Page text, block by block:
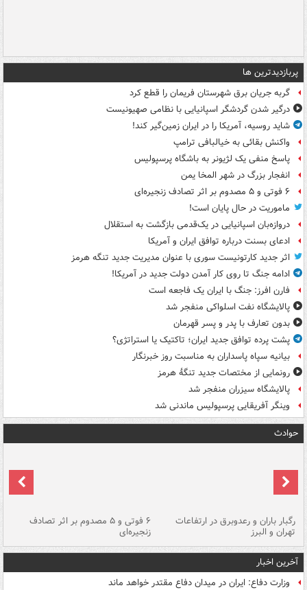
پربازدیدترین ها
گربه جریان برق شهرستان فریمان را قطع کرد
درگیر شدن گردشگر اسپانیایی با نظامی صهیونیست
شاید روسیه، آمریکا را در ایران زمین‌گیر کند!
واکنش بقائی به خیالبافی ترامپ
پاسخ منفی یک لژیونر به باشگاه پرسپولیس
انفجار بزرگ در شهر المخا یمن
۶ فوتی و ۵ مصدوم بر اثر تصادف زنجیره‌ای
ماموریت در حال پایان است!
دروازه‌بان اسپانیایی در یک‌قدمی بازگشت به استقلال
ادعای بسنت درباره توافق ایران و آمریکا
اثر جدید کارتونیست سوری با عنوان مدیریت جدید تنگه هرمز
ادامه جنگ تا روی کار آمدن دولت جدید در آمریکا!
فارن افرز: جنگ با ایران یک فاجعه است
پالایشگاه نفت اسلواکی منفجر شد
بدون تعارف با پدر و پسر قهرمان
پشت پرده توافق جدید ایران؛ تاکتیک یا استراتژی؟
بیانیه سپاه پاسداران به مناسبت روز خبرنگار
رونمایی از مختصات جدید تنگۀ هرمز
پالایشگاه سیزران منفجر شد
وینگر آفریقایی پرسپولیس ماندنی شد
حوادث
رگبار باران و رعدوبرق در ارتفاعات
تهران و البرز
۶ فوتی و ۵ مصدوم بر اثر تصادف
زنجیره‌ای
آخرین اخبار
وزارت دفاع: ایران در میدان دفاع مقتدر خواهد ماند